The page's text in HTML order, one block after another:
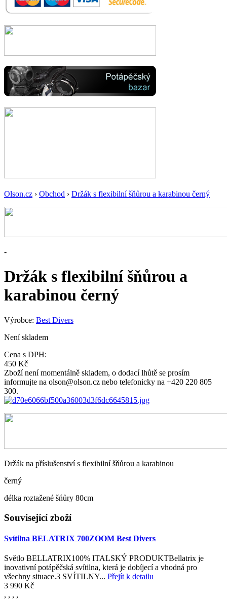
Olson.cz › Obchod › Držák s flexibilní šňůrou a karabinou černý
-
Držák s flexibilní šňůrou a
karabinou černý
Výrobce: Best Divers
Není skladem
Cena s DPH:
450 Kč
Zboží není momentálně skladem, o dodací lhůtě se prosím
informujte na olson@olson.cz nebo telefonicky na +420 220 805
300.
Držák na příslušenství s flexibilní šňůrou a karabinou
černý
délka roztažené šńůry 80cm
Související zboží
Svítilna BELATRIX 700ZOOM Best Divers
Světlo BELLATRIX100% ITALSKÝ PRODUKTBellatrix je
inovativní potápěčská svítilna, která je dobíjecí a vhodná pro
všechny situace.3 SVÍTILNY... Přejít k detailu
3 990 Kč
, , , ,